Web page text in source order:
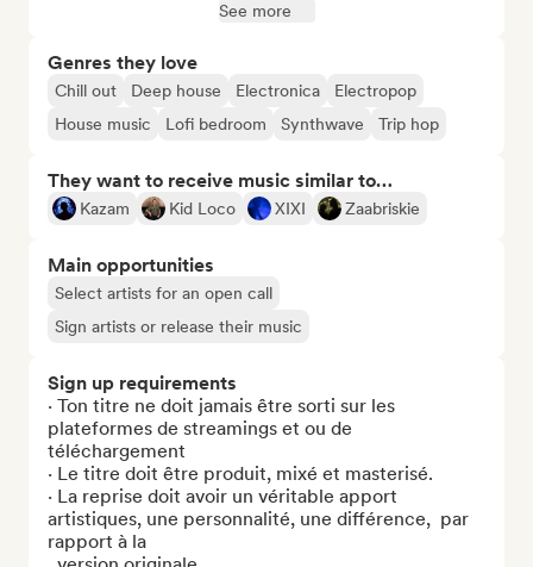
See more
Genres they love
Chill out Deep house Electronica
Electropop
House music
Lofi bedroom Synthwave Trip hop
They want to receive music similar to…
Kazam Kid Loco XIXI Zaabriskie
Main opportunities
Select artists for an open call
Sign artists or release their music
Sign up requirements
· Ton titre ne doit jamais être sorti sur les
plateformes de streamings et ou de
téléchargement
· Le titre doit être produit, mixé et masterisé.
· La reprise doit avoir un véritable apport
artistiques, une personnalité, une différence,  par
rapport à la